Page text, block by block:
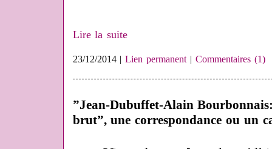
Lire la suite
23/12/2014 |Lien permanent| Commentaires (1)
”Jean-Dubuffet-Alain
brut”, une correspondance ou un